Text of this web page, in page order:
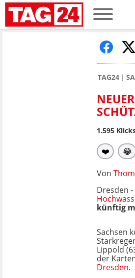
TAG24
1.595
❤️ 😂
Von
Dresden -
künftig
Sachsen
Lippold
der
Dresden.